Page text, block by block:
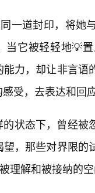
一道封印，将她
当它被轻轻地💡
力，却让非言
受，去表达和回
状态下，曾经被
，那些对界限
理解和被接纳的